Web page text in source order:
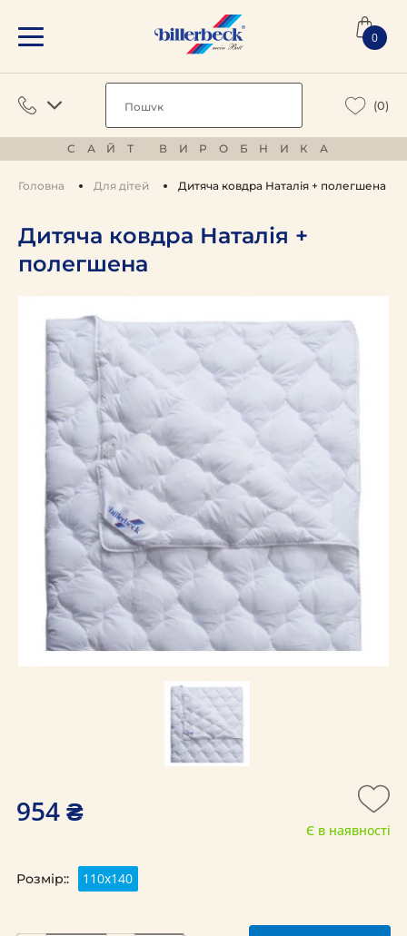
0
(0)
САЙТ ВИРОБНИКА
Головна Для дітей Дитяча ковдра Наталія + полегшена
Дитяча ковдра Наталія +
полегшена
954 ₴
Є в наявності
Розмір:: 110х140